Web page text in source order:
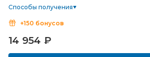
Способы получения
+150 бонусов
14 954 ₽